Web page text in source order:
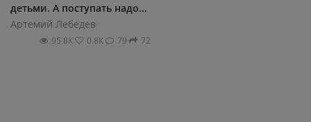
детьми. А поступать надо...
Артемий Лебедев
95.8К 0.8К 79 72